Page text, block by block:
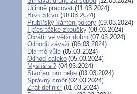
Účinně pracovat (11.03.2024)
Boží Slovo (10.03.2024)
Prubířský kámen pokory (09.03.2024)
I přes těžké zkoušky (08.03.2024)
Obrátit ve větší dobro (07.03.2024)
Odhodit závaží (06.03.2024)
Dle mé vůle (05.03.2024)
Odhoď daleko (05.03.2024)
Myslíš si? (04.03.2024)
Stvořeni pro nebe (03.03.2024)
Správný směr (02.03.2024)
Znát definici (01.03.2024)